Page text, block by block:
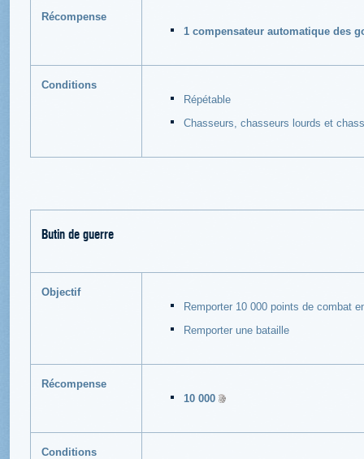
Récompense
1 compensateur automatique des
Conditions
Répétable
Chasseurs, chasseurs lourds et
Butin de guerre
Objectif
Remporter 10 000 points de combat
Remporter une bataille
Récompense
10 000
Conditions